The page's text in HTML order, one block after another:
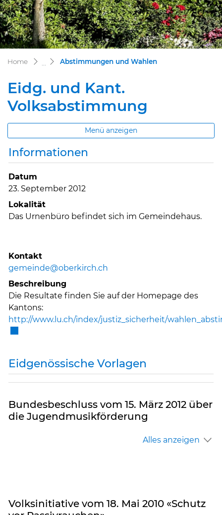
Home Abstimmungen und Wahlen(ausgewählt)
Eidg. und Kant.
Volksabstimmung
Menü anzeigen
Informationen
Datum
23. September 2012
Lokalität
Das Urnenbüro befindet sich im Gemeindehaus.
Kontakt
gemeinde@oberkirch.ch
Beschreibung
Die Resultate finden Sie auf der Homepage des
Kantons:
http://www.lu.ch/index/justiz_sicherheit/
Eidgenössische Vorlagen
Bundesbeschluss vom 15. März 2012 über
die Jugendmusikförderung
Alles anzeigen
Volksinitiative vom 18. Mai 2010 «Schutz